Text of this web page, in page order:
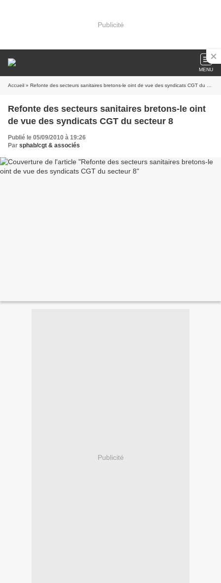
Publicité
MENU
Accueil » Refonte des secteurs sanitaires bretons-le oint de vue des syndicats CGT du secteur 8
Refonte des secteurs sanitaires bretons-le oint
de vue des syndicats CGT du secteur 8
Publié le 05/09/2010 à 19:26
Par sphab/cgt & associés
Publicité